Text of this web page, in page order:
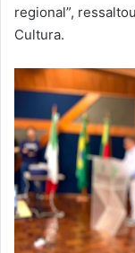
regional”,
Cultura.